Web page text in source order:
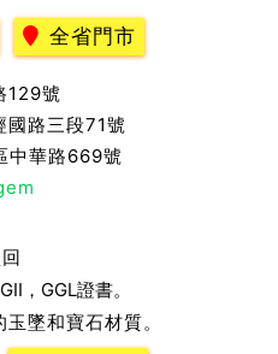
全省門市
129號
路三段71號
中華路669號
，GGL證書。
墜和寶石材質。